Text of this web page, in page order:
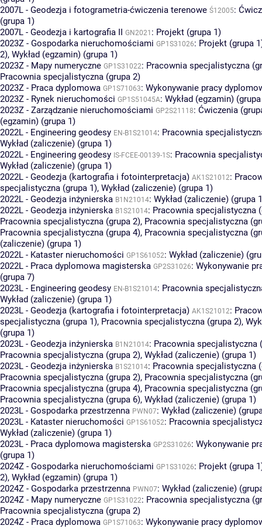
2007L - Geodezja i fotogrametria-ćwiczenia terenowe Ś12005:
(grupa 1)
2007L - Geodezja i kartografia II GN2021 : Projekt (grupa 1)
2023Z - Gospodarka nieruchomościami GP1S31026: Projekt (grupa
2), Wykład (egzamin) (grupa 1)
2023Z - Mapy numeryczne GP1S31022: Pracownia specjalistyczna
Pracownia specjalistyczna (grupa 2)
2023Z - Praca dyplomowa GP1S71063: Wykonywanie pracy
2023Z - Rynek nieruchomości GP1S51045A: Wykład (egzamin)
2023Z - Zarządzanie nieruchomościami GP2S21118: Ćwiczenia
(egzamin) (grupa 1)
2022L - Engineering geodesy EN-B1S21014: Pracownia
Wykład (zaliczenie) (grupa 1)
2022L - Engineering geodesy IS-FCEE-00139-1S: Pracownia
Wykład (zaliczenie) (grupa 1)
2022L - Geodezja (kartografia i fotointerpretacja) AK1S21012:
specjalistyczna (grupa 1), Wykład (zaliczenie) (grupa 1)
2022L - Geodezja inżynierska B1N21014: Wykład (zaliczenie) (grupa
2022L - Geodezja inżynierska B1S21014: Pracownia specjalistyczna
Pracownia specjalistyczna (grupa 2), Pracownia specjalistyczna
Pracownia specjalistyczna (grupa 4), Pracownia specjalistyczna
(zaliczenie) (grupa 1)
2022L - Kataster nieruchomości GP1S61052: Wykład (zaliczenie)
2022L - Praca dyplomowa magisterska GP2S31026: Wykonywanie
(grupa 7)
2023L - Engineering geodesy EN-B1S21014: Pracownia
Wykład (zaliczenie) (grupa 1)
2023L - Geodezja (kartografia i fotointerpretacja) AK1S21012:
specjalistyczna (grupa 1), Pracownia specjalistyczna (grupa 2),
(grupa 1)
2023L - Geodezja inżynierska B1N21014: Pracownia specjalistyczna
Pracownia specjalistyczna (grupa 2), Wykład (zaliczenie) (grupa 1)
2023L - Geodezja inżynierska B1S21014: Pracownia specjalistyczna
Pracownia specjalistyczna (grupa 2), Pracownia specjalistyczna
Pracownia specjalistyczna (grupa 4), Pracownia specjalistyczna
Pracownia specjalistyczna (grupa 6), Wykład (zaliczenie) (grupa 1)
2023L - Gospodarka przestrzenna PWN07: Wykład (zaliczenie)
2023L - Kataster nieruchomości GP1S61052: Pracownia
Wykład (zaliczenie) (grupa 1)
2023L - Praca dyplomowa magisterska GP2S31026: Wykonywanie
(grupa 1)
2024Z - Gospodarka nieruchomościami GP1S31026: Projekt (grupa
2), Wykład (egzamin) (grupa 1)
2024Z - Gospodarka przestrzenna PWN07: Wykład (zaliczenie)
2024Z - Mapy numeryczne GP1S31022: Pracownia specjalistyczna
Pracownia specjalistyczna (grupa 2)
2024Z - Praca dyplomowa GP1S71063: Wykonywanie pracy